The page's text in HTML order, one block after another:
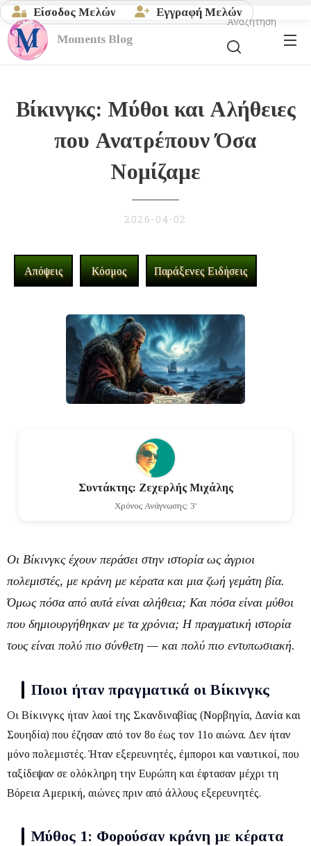
Είσοδος Μελών Εγγραφή Μελών
Moments Blog
Αναζήτηση
Βίκινγκς: Μύθοι και Αλήθειες
που Ανατρέπουν Όσα
Νομίζαμε
2026-04-02
Απόψεις Κόσμος Παράξενες Ειδήσεις
Συντάκτης: Ζεχερλής Μιχάλης
Χρόνος Ανάγνωσης: 3'
Οι Βίκινγκς έχουν περάσει στην ιστορία ως άγριοι
πολεμιστές, με κράνη με κέρατα και μια ζωή γεμάτη βία.
Όμως πόσα από αυτά είναι αλήθεια; Και πόσα είναι μύθοι
που δημιουργήθηκαν με τα χρόνια; Η πραγματική ιστορία
τους είναι πολύ πιο σύνθετη — και πολύ πιο εντυπωσιακή.
Ποιοι ήταν πραγματικά οι Βίκινγκς
Οι Βίκινγκς ήταν λαοί της Σκανδιναβίας (Νορβηγία, Δανία και
Σουηδία) που έζησαν από τον 8ο έως τον 11ο αιώνα. Δεν ήταν
μόνο πολεμιστές. Ήταν εξερευνητές, έμποροι και ναυτικοί, που
ταξίδεψαν σε ολόκληρη την Ευρώπη και έφτασαν μέχρι τη
Βόρεια Αμερική, αιώνες πριν από άλλους εξερευνητές.
Μύθος 1: Φορούσαν κράνη με κέρατα